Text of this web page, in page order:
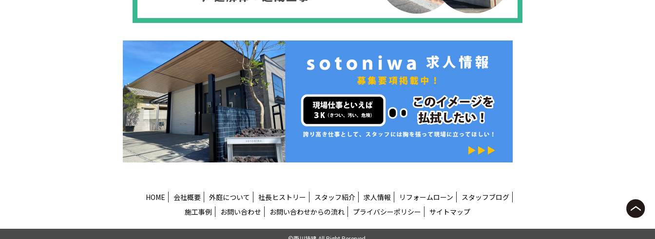
HOME 会社概要 外庭について 社長ヒストリー スタッフ紹介 求人情報 リフォームローン
スタッフブログ
施工事例
お問い合わせ お問い合わせからの流れ プライバシーポリシー サイトマップ